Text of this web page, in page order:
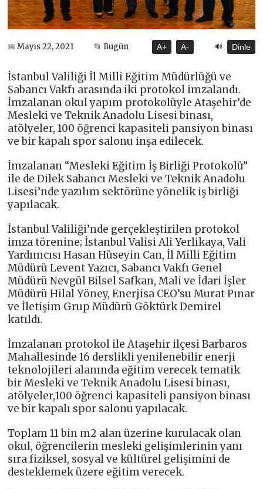
📅 Mayıs 22, 2021 📂 Bugün A+ A- 🔊 Dinle
İstanbul Valiliği İl Milli Eğitim Müdürlüğü ve
Sabancı Vakfı arasında iki protokol imzalandı.
İmzalanan okul yapım protokolüyle Ataşehir’de
Mesleki ve Teknik Anadolu Lisesi binası,
atölyeler, 100 öğrenci kapasiteli pansiyon binası
ve bir kapalı spor salonu inşa edilecek.
İmzalanan “Mesleki Eğitim İş Birliği Protokolü”
ile de Dilek Sabancı Mesleki ve Teknik Anadolu
Lisesi’nde yazılım sektörüne yönelik iş birliği
yapılacak.
İstanbul Valiliği’nde gerçekleştirilen protokol
imza törenine; İstanbul Valisi Ali Yerlikaya, Vali
Yardımcısı Hasan Hüseyin Can, İl Milli Eğitim
Müdürü Levent Yazıcı, Sabancı Vakfı Genel
Müdürü Nevgül Bilsel Safkan, Mali ve İdari İşler
Müdürü Hilal Yöney, Enerjisa CEO’su Murat Pınar
ve İletişim Grup Müdürü Göktürk Demirel
katıldı.
İmzalanan protokol ile Ataşehir ilçesi Barbaros
Mahallesinde 16 derslikli yenilenebilir enerji
teknolojileri alanında eğitim verecek tematik
bir Mesleki ve Teknik Anadolu Lisesi binası,
atölyeler,100 öğrenci kapasiteli pansiyon binası
ve bir kapalı spor salonu yapılacak.
Toplam 11 bin m2 alan üzerine kurulacak olan
okul, öğrencilerin mesleki gelişimlerinin yanı
sıra fiziksel, sosyal ve kültürel gelişimini de
desteklemek üzere eğitim verecek.